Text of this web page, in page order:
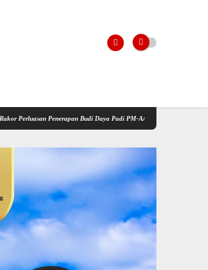
Budi Daya Padi PM-AAS Kementerian Pertanian Gelar